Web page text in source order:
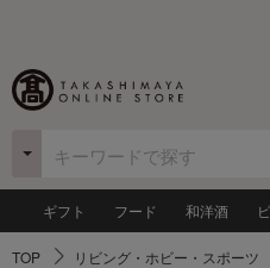
ギフト フード 和洋酒
TOP リビング・ホビー・スポーツ